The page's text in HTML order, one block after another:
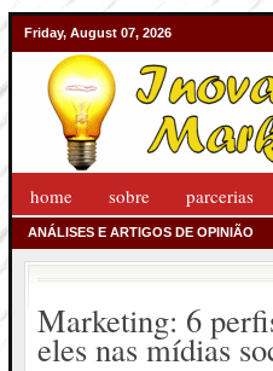
Friday, August 07, 2026
home sobre parcerias
ANÁLISES E ARTIGOS DE OPINIÃO
Marketing: 6
eles nas mídias